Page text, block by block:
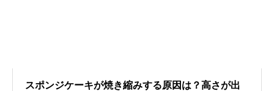
スポンジケーキが焼き縮みする原因は？高さが出